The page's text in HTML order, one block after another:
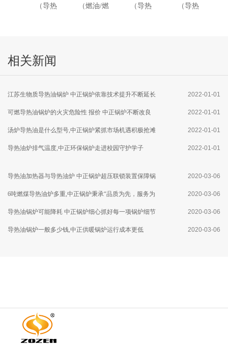
（导热
燃气卧式
导热油锅
炉
（燃油/燃
锅炉
（导热
油锅炉
（导热
导热油锅
炉
相关新闻
江苏生物质导热油锅炉 中正锅炉依靠技术提升不断延长
设备使用寿命
2022-01-01
可燃导热油锅炉的火灾危险性 报价 中正锅炉不断改良
燃气炉内部结构
2022-01-01
汤炉导热油是什么型号,中正锅炉紧抓市场机遇积极抢滩
济宁市场
2022-01-01
导热油炉排气温度,中正环保锅炉走进校园守护学子 2022-01-01
导热油加热器与导热油炉 中正锅炉超压联锁装置保障锅
炉运行安全
2020-03-06
6吨燃煤导热油炉多重,中正锅炉秉承“品质为先，服务为
本”的理念
2020-03-06
导热油锅炉可能降耗 中正锅炉细心抓好每一项锅炉细节 2020-03-06
导热油锅炉一般多少钱,中正供暖锅炉运行成本更低 2020-03-06